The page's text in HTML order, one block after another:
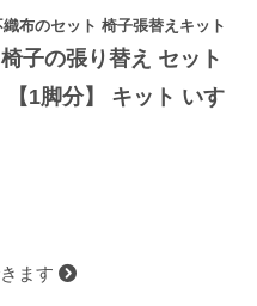
布のセット 椅子張替えキット
子の張り替え セット
1脚分】 キット いす
難燃 飲食店に 修理 座
ます